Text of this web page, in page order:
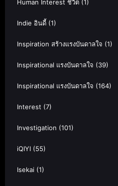
Human Interest ชีวิต (1)
Indie อินดี้ (1)
Inspiration สร้างแรงบันดาลใจ (1)
Inspirational แรงบันดาลใจ (39)
Inspirational แรงบันดาลใจ (164)
Interest (7)
Investigation (101)
iQIYI (55)
Isekai (1)